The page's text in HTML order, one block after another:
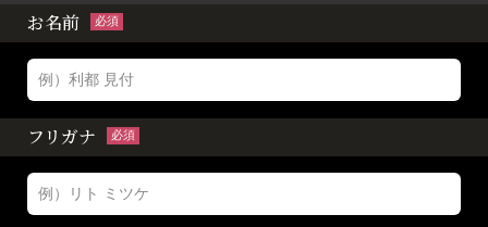
お名前 必須
フリガナ 必須